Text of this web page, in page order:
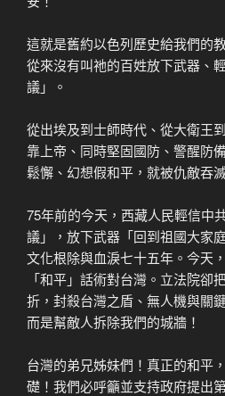
這就是舊約以色列歷史給我們的
從來沒有叫祂的百姓放下武器、
議」。
從出埃及到士師時代、從大衛王
靠上帝、同時堅固國防、警醒防
鬆懈、幻想假和平，就被仇敵吞
75年前的今天，西藏人民輕信中
議」，放下武器「回到祖國大家
文化根除與血淚七十五年。今天
「和平」話術對台灣。立法院卻
折，封殺台灣之盾、無人機與關
而是幫敵人拆除我們的城牆！
台灣的弟兄姊妹們！真正的和平
礎！我們必呼籲並支持政府提出